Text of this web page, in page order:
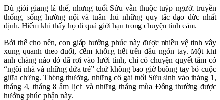
Dù giỏi giang là thế, nhưng tuổi Sửu vẫn thuộc tuýp người truyền
thống, sống hướng nội và tuân thủ những quy tắc đạo đức nhất
định. Hiếm khi thấy họ đi quá giới hạn trong chuyện tình cảm.
Bởi thế cho nên, con giáp hưởng phúc này được nhiều vệ tinh vây
xung quanh theo đuổi, đếm không hết trên đầu ngón tay. Một khi
anh chàng nào đó đã rơi vào lưới tình, chỉ có chuyện quyết tâm có
“ngôi nhà và những đứa trẻ” chứ không bao giờ buông tay bỏ cuộc
giữa chừng. Thông thường, những cô gái tuổi Sửu sinh vào tháng 1,
tháng 4, tháng 8 âm lịch và những tháng mùa Đông thường được
hưởng phúc phận này.